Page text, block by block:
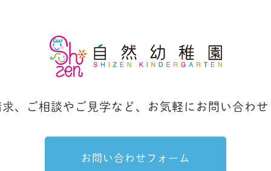
、ご相談やご見学など、 お気軽にお問い合わせ
お問い合わせフォーム